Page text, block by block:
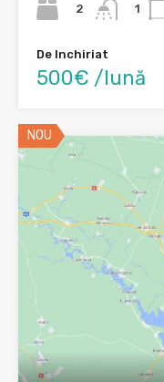
2
1
De Inchiriat
500€ /lună
NOU